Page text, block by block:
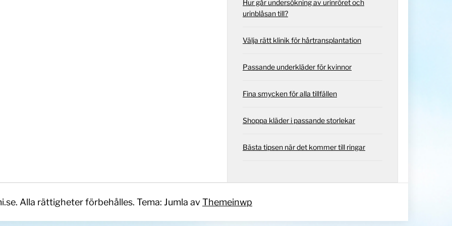
Hur går undersökning av urinröret och
urinblåsan till?
Välja rätt klinik för hårtransplantation
Passande underkläder för kvinnor
Fina smycken för alla tillfällen
Shoppa kläder i passande storlekar
Bästa tipsen när det kommer till ringar
Alla rättigheter förbehålles. Tema: Jumla avThemeinwp